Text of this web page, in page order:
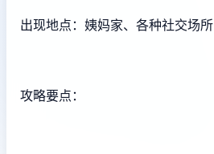
出现地点：姨妈家、各种社交场所
攻略要点：